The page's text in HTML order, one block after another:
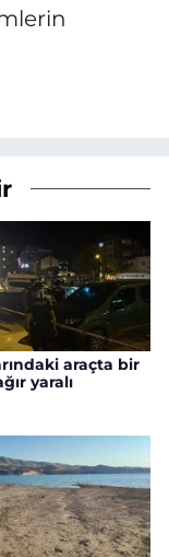
araçta bir
yaralı